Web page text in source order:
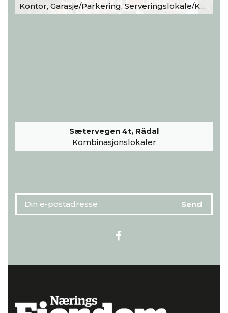
Kontor, Garasje/Parkering, Serveringslokale/Kantine, Undervisning/Arrangement
Sætervegen 4t, Rådal
Kombinasjonslokaler